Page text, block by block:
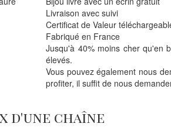
Livraison avec suivi
Certificat de Valeur
Fabriqué en France
Jusqu'à 40% moins cher qu'en
élevés.
Vous pouvez également nous
profiter, il suffit de nous
d'une chaîne